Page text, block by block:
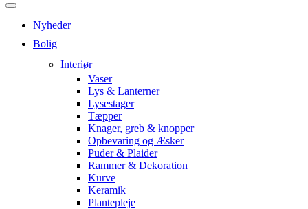
Nyheder
Bolig
Interiør
Vaser
Lys & Lanterner
Lysestager
Tæpper
Knager, greb & knopper
Opbevaring og Æsker
Puder & Plaider
Rammer & Dekoration
Kurve
Keramik
Plantepleje